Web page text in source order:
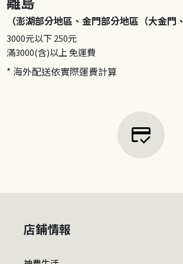
（澎湖部分地區、金門部分地區（大金
3000元以下250元
滿3000(含)以上免運費
* 海外配送依實際運費計算
credit_score
店鋪情報